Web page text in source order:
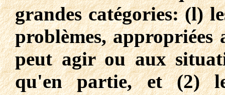
grandes catégories: (l)
problèmes, appropriées
peut agir ou aux
qu'en partie, et (2)